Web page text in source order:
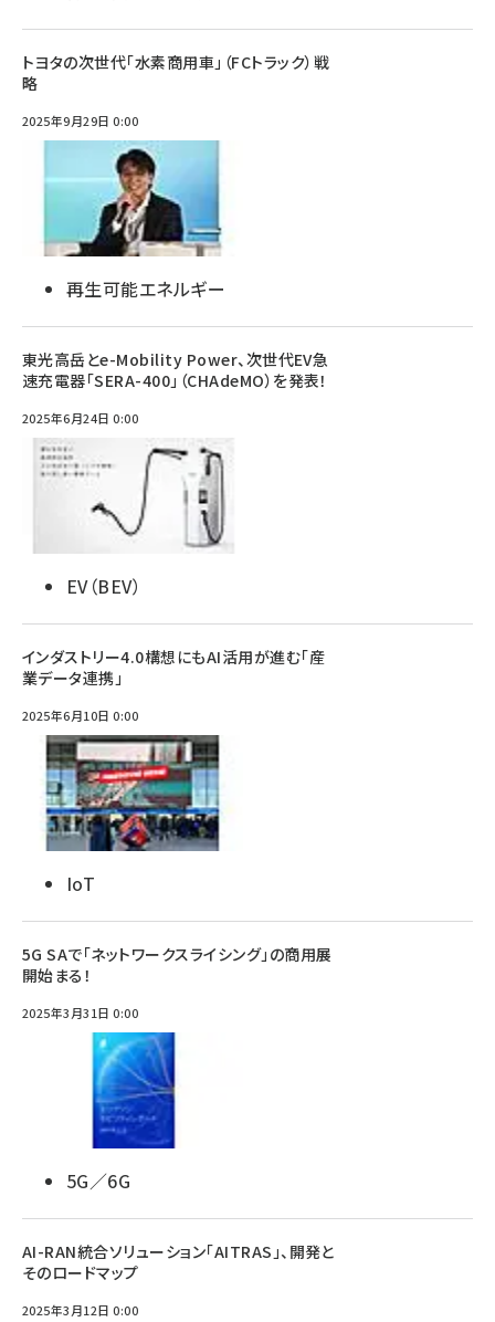
トヨタの次世代「水素商用車」（FCトラック）戦
略
2025年9月29日 0:00
再生可能エネルギー
東光高岳とe-Mobility Power、次世代EV急
速充電器「SERA-400」（CHAdeMO）を発表！
2025年6月24日 0:00
EV（BEV）
インダストリー4.0構想にもAI活用が進む「産
業データ連携」
2025年6月10日 0:00
IoT
5G SAで「ネットワークスライシング」の商用展
開始まる！
2025年3月31日 0:00
5G／6G
AI-RAN統合ソリューション「AITRAS」、開発と
そのロードマップ
2025年3月12日 0:00